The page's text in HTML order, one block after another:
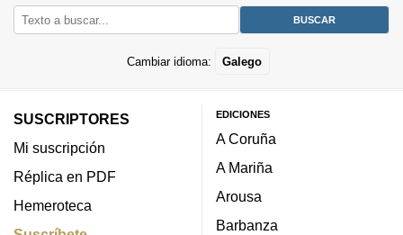
Cambiar idioma: Galego
SUSCRIPTORES
Mi suscripción
Réplica en PDF
Hemeroteca
EDICIONES
A Coruña
A Mariña
Arousa
Barbanza